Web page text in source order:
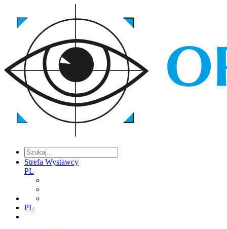
Strefa Wystawcy
PL
PL